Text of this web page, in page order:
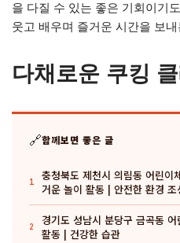
을 다질 수 있는 좋은 기회이기
웃고 배우며 즐거운 시간을 보
다채로운 쿠킹
🔗함께보면 좋은 글
1
충청북도 제천시 의림동 어린
거운 놀이 활동 | 안전한 환경 조
2
경기도 성남시 분당구 금곡동
활동 | 건강한 습관